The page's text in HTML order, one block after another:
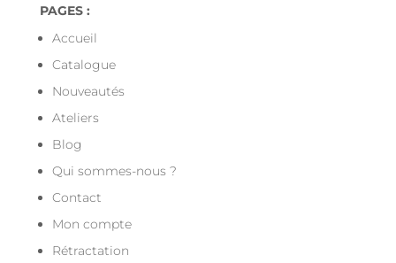
PAGES :
Accueil
Catalogue
Nouveautés
Ateliers
Blog
Qui sommes-nous ?
Contact
Mon compte
Rétractation